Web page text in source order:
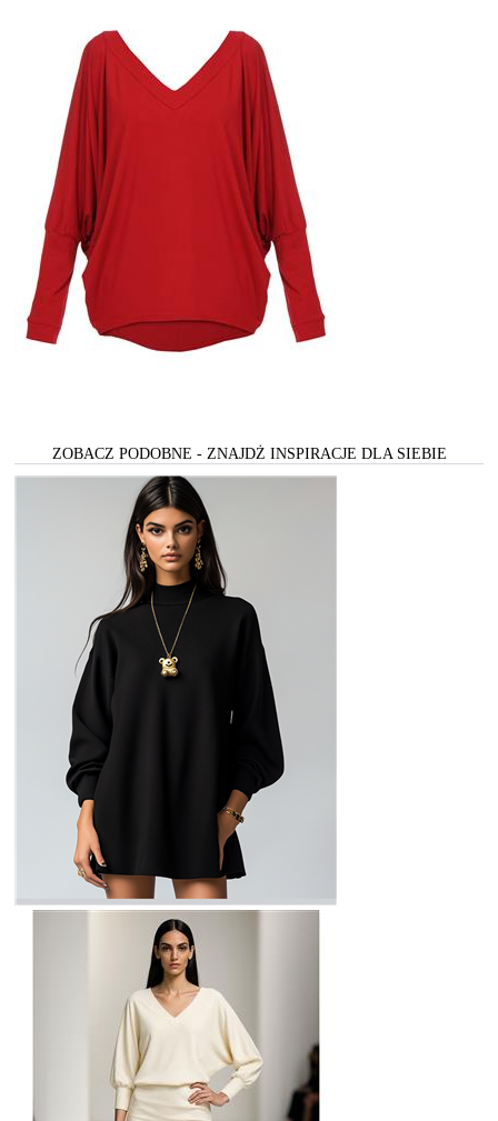
ZOBACZ PODOBNE - ZNAJDŻ INSPIRACJE DLA SIEBIE